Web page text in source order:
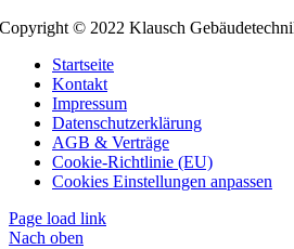
Copyright © 2022 Klausch
Startseite
Kontakt
Impressum
Datenschutzerklärung
AGB & Verträge
Cookie-Richtlinie (EU)
Cookies Einstellungen anpassen
Page load link
Nach oben